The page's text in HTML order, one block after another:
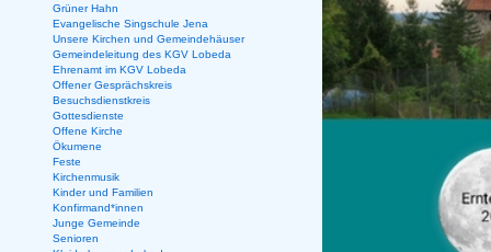
Grüner Hahn
Evangelische Singschule Jena
Unsere Kirchen und Gemeindehäuser
Gemeindeleitung des KGV Lobeda
Ehrenamt im KGV Lobeda
Offener Gesprächskreis
Besuchsdienstkreis
Gottesdienste
Offene Kirche
Ökumene
Feste
Kirchenmusik
Kinder und Familien
Konfirmand*innen
Junge Gemeinde
Senioren